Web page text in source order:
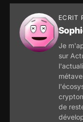
ECRIT
Je
sur
de